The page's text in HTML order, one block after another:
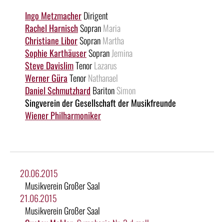
Ingo MetzmacherDirigent
Rachel HarnischSopranMaria
Christiane LiborSopranMartha
Sophie KarthäuserSopran Jemina
Steve DavislimTenorLazarus
Werner GüraTenorNathanael
Daniel Schmutzhard BaritonSimon
Singverein der Gesellschaft der Musikfreunde
Wiener Philharmoniker
20.06.2015
Musikverein Großer Saal
21.06.2015
Musikverein Großer Saal